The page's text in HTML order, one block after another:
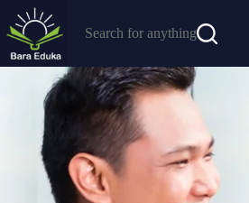
Search for anything